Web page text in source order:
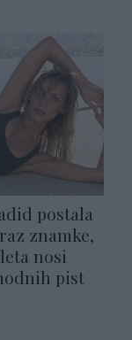
postala
znamke,
nosi
pist